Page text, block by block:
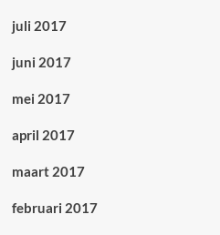
juli 2017
juni 2017
mei 2017
april 2017
maart 2017
februari 2017